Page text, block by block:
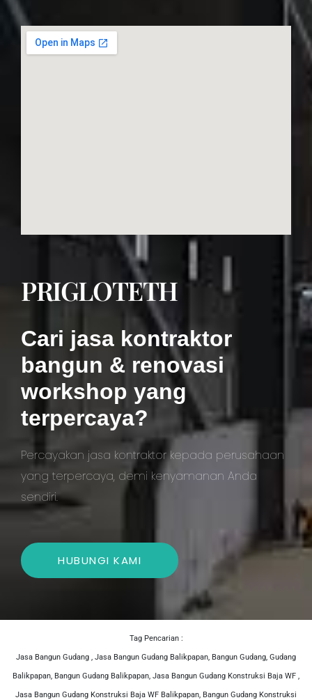
PRIGLOTETH
Cari jasa kontraktor
bangun & renovasi
workshop yang
terpercaya?
Percayakan jasa kontraktor kepada perusahaan
yang terpercaya, demi kenyamanan Anda
sendiri.
HUBUNGI KAMI
Tag Pencarian :
Jasa Bangun Gudang , Jasa Bangun Gudang Balikpapan, Bangun Gudang, Gudang
Balikpapan, Bangun Gudang Balikpapan, Jasa Bangun Gudang Konstruksi Baja WF ,
Jasa Bangun Gudang Konstruksi Baja WF Balikpapan, Bangun Gudang Konstruksi